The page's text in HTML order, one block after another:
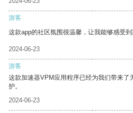
游客
这款app的社区氛围很温馨，让我能够感受到
2024-06-23
游客
这款加速器VPM应用程序已经为我们带来了
护。
2024-06-23